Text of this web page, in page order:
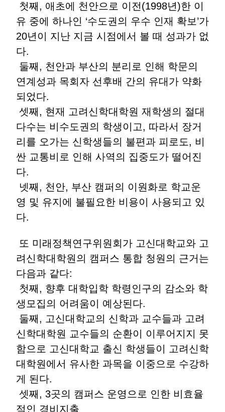
첫째, 애초에 천안으로 이전(1998년)한 이
유 중에 하나인 ‘수도권의 우수 인재 확보’가
20년이 지난 지금 시점에서 볼 때 성과가 없
다.
둘째, 천안과 부산의 분리로 인해 학문의
연계성과 목회자 선후배 간의 유대가 약화
되었다.
셋째, 현재 고려신학대학원 재학생의 절대
다수는 비수도권의 학생이고, 따라서 장거
리를 오가는 신학생들의 불편과 피로도, 비
싼 교통비로 인해 사역의 집중도가 떨어진
다.
넷째, 천안, 부산 캠퍼의 이원화로 학교운
영 및 유지에 불필요한 비용이 사용되고 있
다.
또 미래정책연구위원회가 고신대학교와 고
려신학대학원의 캠퍼스 통합 청원의 근거는
다음과 같다:
첫째, 향후 대학입학 학령인구의 감소와 학
생모집의 어려움이 예상된다.
둘째, 고신대학교의 신학과 교수들과 고려
신학대학원 교수들의 순환이 이루어지지 못
함으로 고신대학교 출신 학생들이 고려신학
대학원에서 유사한 과목을 이중으로 수강하
게 된다.
셋째, 3곳의 캠퍼스 운영으로 인한 비효율
적인 경비지출